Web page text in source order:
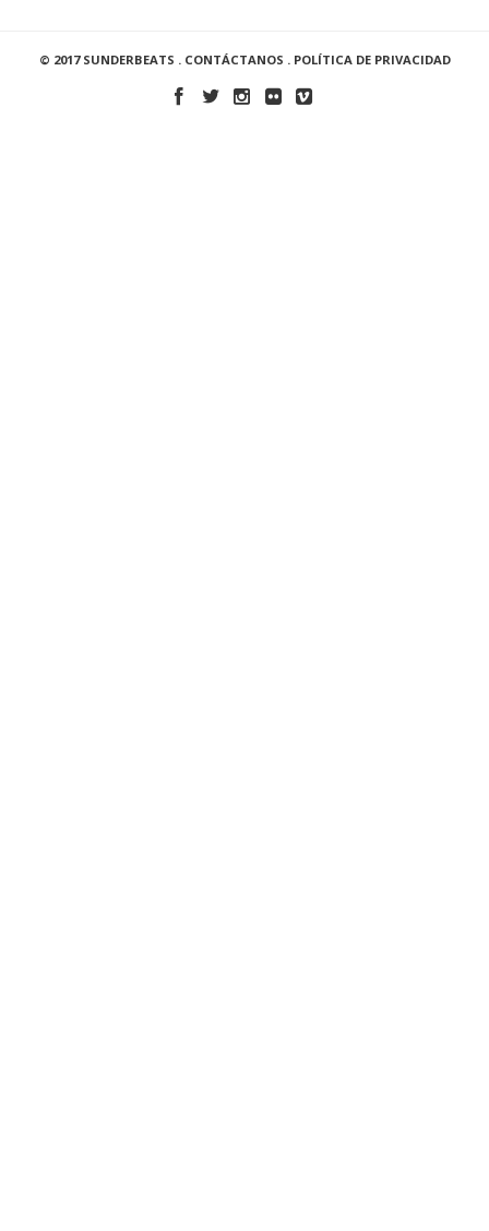
© 2017 SUNDERBEATS . CONTÁCTANOS . POLÍTICA DE PRIVACIDAD